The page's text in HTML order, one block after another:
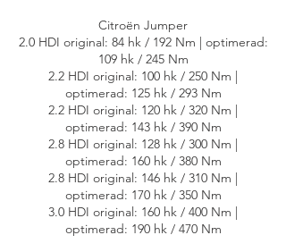
Citroën Jumper
2.0 HDI original: 84 hk / 192 Nm | optimerad:
109 hk / 245 Nm
2.2 HDI original: 100 hk / 250 Nm |
optimerad: 125 hk / 293 Nm
2.2 HDI original: 120 hk / 320 Nm |
optimerad: 143 hk / 390 Nm
2.8 HDI original: 128 hk / 300 Nm |
optimerad: 160 hk / 380 Nm
2.8 HDI original: 146 hk / 310 Nm |
optimerad: 170 hk / 350 Nm
3.0 HDI original: 160 hk / 400 Nm |
optimerad: 190 hk / 470 Nm